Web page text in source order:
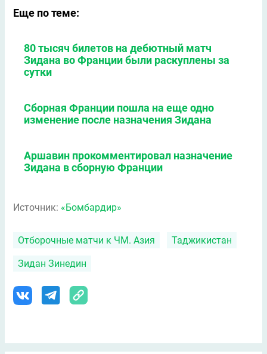
Еще по теме:
80 тысяч билетов на дебютный матч
Зидана во Франции были раскуплены за
сутки
Сборная Франции пошла на еще одно
изменение после назначения Зидана
Аршавин прокомментировал назначение
Зидана в сборную Франции
Источник: «Бомбардир»
Отборочные матчи к ЧМ. Азия Таджикистан
Зидан Зинедин